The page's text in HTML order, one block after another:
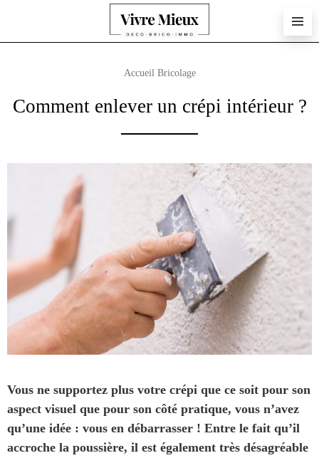
Accueil Bricolage
Comment enlever un crépi intérieur ?
Vous ne supportez plus votre crépi que ce soit pour son
aspect visuel que pour son côté pratique, vous n’avez
qu’une idée : vous en débarrasser ! Entre le fait qu’il
accroche la poussière, il est également très désagréable